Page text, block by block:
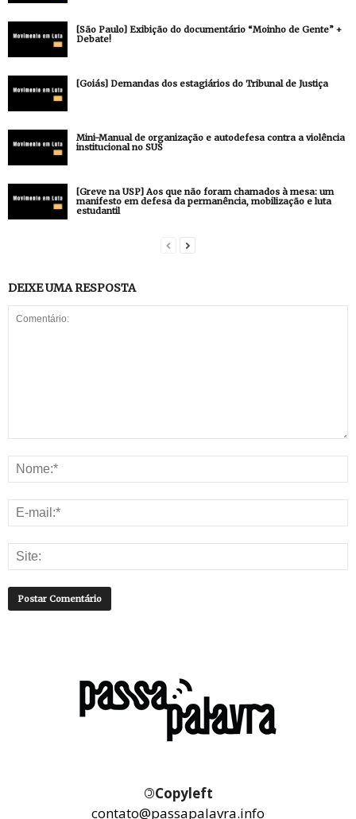
[São Paulo] Exibição do documentário “Moinho de Gente” +
Debate!
[Goiás] Demandas dos estagiários do Tribunal de Justiça
Mini-Manual de organização e autodefesa contra a violência
institucional no SUS
[Greve na USP] Aos que não foram chamados à mesa: um
manifesto em defesa da permanência, mobilização e luta
estudantil
DEIXE UMA RESPOSTA
©Copyleft
contato@passapalavra.info